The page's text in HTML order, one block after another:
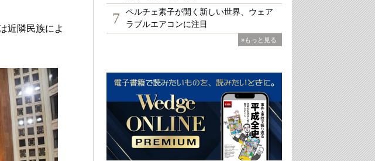
近隣民族によ
7
ペルチェ素子が開く新しい世界、ウェア
ラブルエアコンに注目
»もっと見る